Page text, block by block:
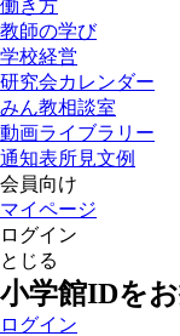
働き方
教師の学び
学校経営
研究会カレンダー
みん教相談室
動画ライブラリー
通知表所見文例
会員向け
マイページ
ログイン
とじる
小学館IDを
ログイン